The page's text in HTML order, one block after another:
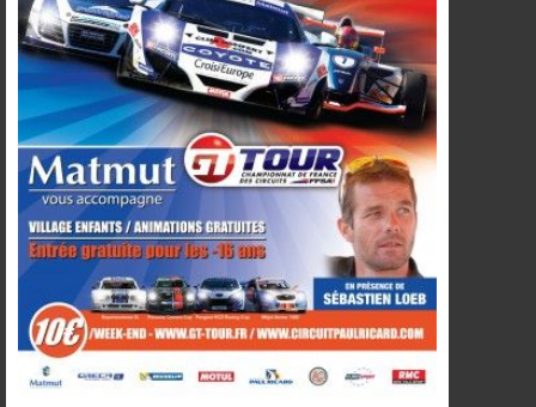
FACEBOOKTWITTERGOOGLEPINTEREST
SUR SUR SUR SUR
PARTAGERPARTAGERPARTAGERPARTAGER